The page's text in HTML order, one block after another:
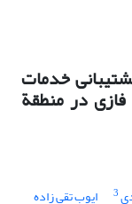
خدمات
فازی در منطقة
3 ایوب تقی زاده